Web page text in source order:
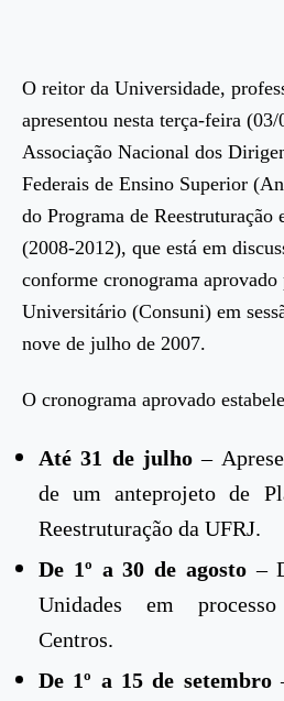
O reitor da Universidade,
apresentou nesta terça-feira
Associação Nacional dos
Federais de Ensino Superior
do Programa de Reestruturação
(2008-2012), que está em
conforme cronograma aprovado
Universitário (Consuni) em
nove de julho de 2007.
O cronograma aprovado
Até 31 de julho–
de um anteprojeto de
Reestruturação da UFRJ.
De 1º a 30 de agosto–
Unidades em
Centros.
De 1º a 15 de setembro